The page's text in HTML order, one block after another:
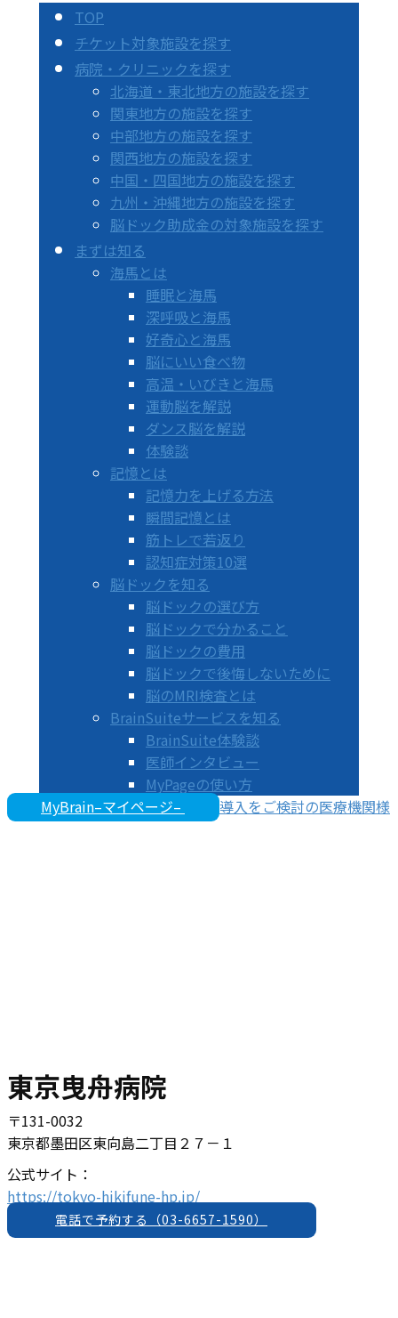
TOP
チケット対象施設を探す
病院・クリニックを探す
北海道・東北地方の施設を探す
関東地方の施設を探す
中部地方の施設を探す
関西地方の施設を探す
中国・四国地方の施設を探す
九州・沖縄地方の施設を探す
脳ドック助成金の対象施設を探す
まずは知る
海馬とは
睡眠と海馬
深呼吸と海馬
好奇心と海馬
脳にいい食べ物
高温・いびきと海馬
運動脳を解説
ダンス脳を解説
体験談
記憶とは
記憶力を上げる方法
瞬間記憶とは
筋トレで若返り
認知症対策10選
脳ドックを知る
脳ドックの選び方
脳ドックで分かること
脳ドックの費用
脳ドックで後悔しないために
脳のMRI検査とは
BrainSuiteサービスを知る
BrainSuite体験談
医師インタビュー
MyPageの使い方
MyBrain–マイページ–
導入をご検討の医療機関様
東京曳舟病院
〒131-0032
東京都墨田区東向島二丁目２７－１
公式サイト：
https://tokyo-hikifune-hp.jp/
電話で予約する（03-6657-1590）